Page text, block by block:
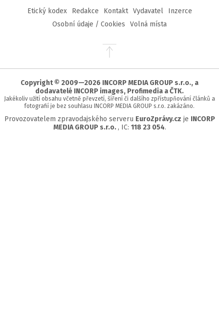
Etický kodex Redakce Kontakt Vydavatel
Inzerce
Osobní údaje / Cookies
Volná místa
Přejít
stránky
Copyright © 2009—2026 INCORP MEDIA GROUP s.r.o., a
dodavatelé INCORP images, Profimedia a ČTK.
Jakékoliv užití obsahu včetně převzetí, šíření či dalšího zpřístupňování článků a
fotografií je bez souhlasu INCORP MEDIA GROUP s.r.o. zakázáno.
Provozovatelem zpravodajského serveru EuroZprávy.cz je INCORP
MEDIA GROUP s.r.o. , IC: 118 23 054.